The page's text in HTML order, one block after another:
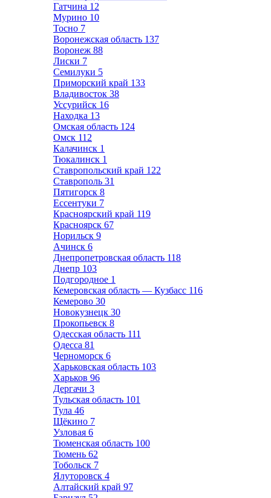
Гатчина 12
Мурино 10
Тосно 7
Воронежская область 137
Воронеж 88
Лиски 7
Семилуки 5
Приморский край 133
Владивосток 38
Уссурийск 16
Находка 13
Омская область 124
Омск 112
Калачинск 1
Тюкалинск 1
Ставропольский край 122
Ставрополь 31
Пятигорск 8
Ессентуки 7
Красноярский край 119
Красноярск 67
Норильск 9
Ачинск 6
Днепропетровская область 118
Днепр 103
Подгородное 1
Кемеровская область — Кузбасс 116
Кемерово 30
Новокузнецк 30
Прокопьевск 8
Одесская область 111
Одесса 81
Черноморск 6
Харьковская область 103
Харьков 96
Дергачи 3
Тульская область 101
Тула 46
Щёкино 7
Узловая 6
Тюменская область 100
Тюмень 62
Тобольск 7
Ялуторовск 4
Алтайский край 97